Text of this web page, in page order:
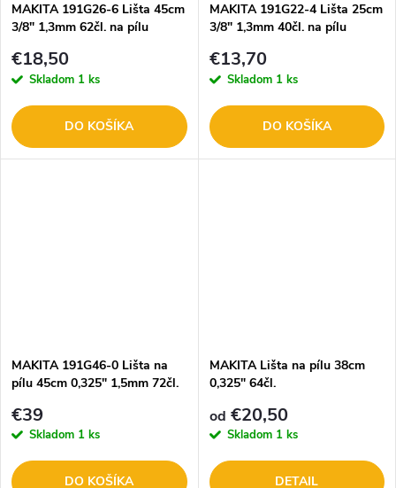
MAKITA 191G26-6 Lišta 45cm
3/8" 1,3mm 62čl. na pílu
€18,50
Skladom 1 ks
DO KOŠÍKA
MAKITA 191G22-4 Lišta 25cm
3/8" 1,3mm 40čl. na pílu
€13,70
Skladom 1 ks
DO KOŠÍKA
MAKITA 191G46-0 Lišta na
pílu 45cm 0,325" 1,5mm 72čl.
€39
Skladom 1 ks
DO KOŠÍKA
MAKITA Lišta na pílu 38cm
0,325" 64čl.
od €20,50
Skladom 1 ks
DETAIL